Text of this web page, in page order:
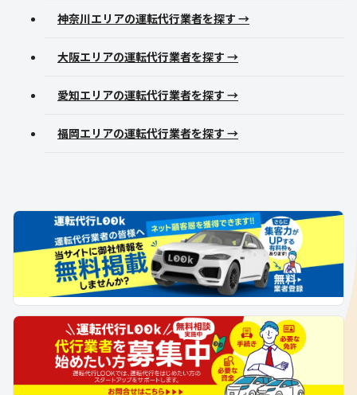
神奈川エリアの運転代行業者を探す →
大阪エリアの運転代行業者を探す →
愛知エリアの運転代行業者を探す →
福岡エリアの運転代行業者を探す →